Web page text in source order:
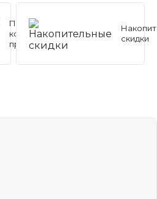
Профессиональные
консультации
при выборе товара
скидки